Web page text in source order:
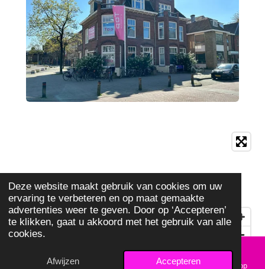
Deze website maakt gebruik van cookies om uw
ervaring te verbeteren en op maat gemaakte
advertenties weer te geven. Door op ‘Accepteren’
te klikken, gaat u akkoord met het gebruik van alle
cookies.
Afwijzen Accepteren
E-mailadres Kaart WhatsApp